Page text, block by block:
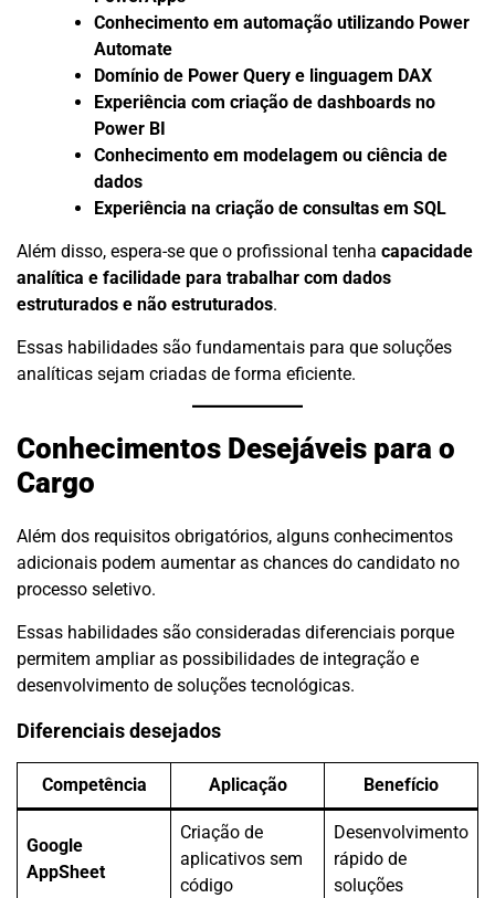
Conhecimento em automação utilizando Power
Automate
Domínio de Power Query e linguagem DAX
Experiência com criação de dashboards no
Power BI
Conhecimento em modelagem ou ciência de
dados
Experiência na criação de consultas em SQL
Além disso, espera-se que o profissional tenha capacidade
analítica e facilidade para trabalhar com dados
estruturados e não estruturados.
Essas habilidades são fundamentais para que soluções
analíticas sejam criadas de forma eficiente.
Conhecimentos Desejáveis para o
Cargo
Além dos requisitos obrigatórios, alguns conhecimentos
adicionais podem aumentar as chances do candidato no
processo seletivo.
Essas habilidades são consideradas diferenciais porque
permitem ampliar as possibilidades de integração e
desenvolvimento de soluções tecnológicas.
Diferenciais desejados
Competência Aplicação Benefício
Google
AppSheet
Criação de
aplicativos sem
código
Desenvolvimento
rápido de
soluções